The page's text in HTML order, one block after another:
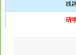
线
研